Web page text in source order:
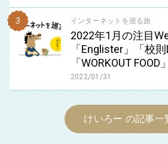
インターネットを巡る旅
2022年1月の注目
「Englister」「校則
「WORKOUT FOOD」
2022/01/31
けいろー の記事一